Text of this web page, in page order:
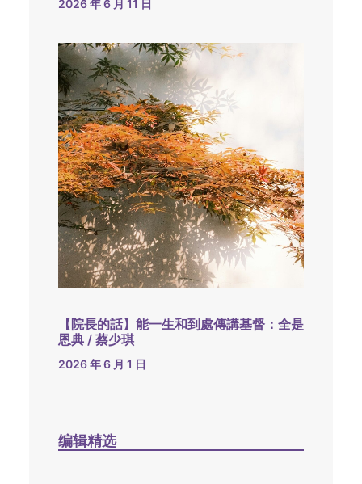
2026 年 6 月 11 日
【院長的話】能一生和到處傳講基督：全是
恩典 / 蔡少琪
2026 年 6 月 1 日
编辑精选